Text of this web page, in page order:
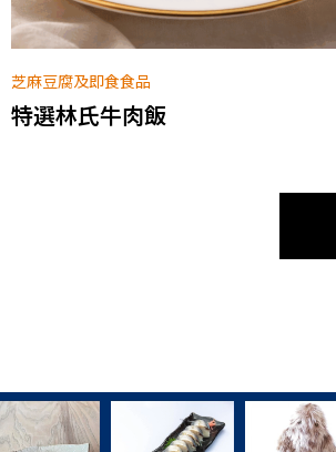
调味料
Nigoribishio(Raw Soy Sauce)